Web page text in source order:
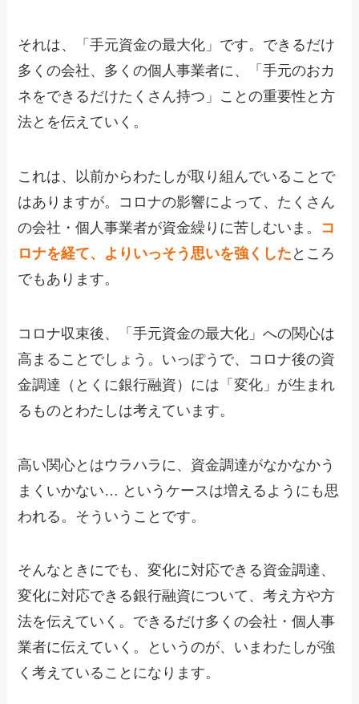
それは、「手元資金の最大化」です。できるだけ
多くの会社、多くの個人事業者に、「手元のおカ
ネをできるだけたくさん持つ」ことの重要性と方
法とを伝えていく。
これは、以前からわたしが取り組んでいることで
はありますが。コロナの影響によって、たくさん
の会社・個人事業者が資金繰りに苦しむいま。 コ
ロナを経て、よりいっそう思いを強くした ところ
でもあります。
コロナ収束後、「手元資金の最大化」への関心は
高まることでしょう。いっぽうで、コロナ後の資
金調達（とくに銀行融資）には「変化」が生まれ
るものとわたしは考えています。
高い関心とはウラハラに、資金調達がなかなかう
まくいかない… というケースは増えるようにも思
われる。そういうことです。
そんなときにでも、変化に対応できる資金調達、
変化に対応できる銀行融資について、考え方や方
法を伝えていく。できるだけ多くの会社・個人事
業者に伝えていく。というのが、いまわたしが強
く考えていることになります。